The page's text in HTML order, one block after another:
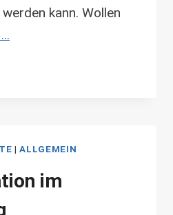
kann. Wollen
|ALLGEMEIN
im